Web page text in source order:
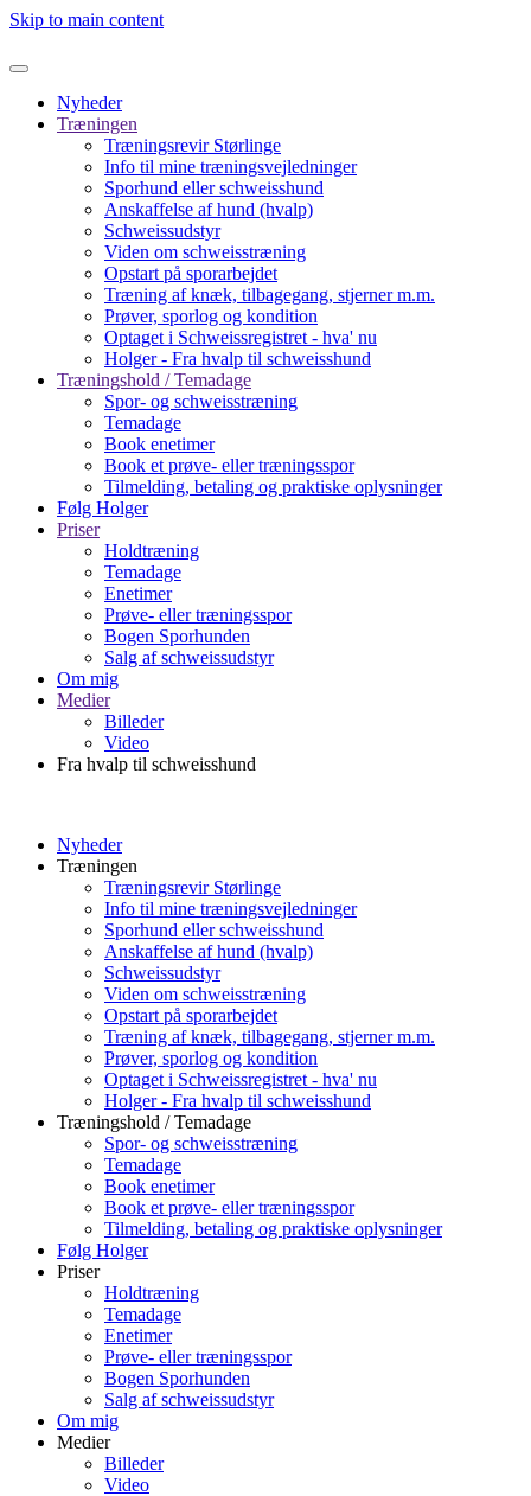
Skip to main content
Nyheder
Træningen
Træningsrevir Størlinge
Info til mine træningsvejledninger
Sporhund eller schweisshund
Anskaffelse af hund (hvalp)
Schweissudstyr
Viden om schweisstræning
Opstart på sporarbejdet
Træning af knæk, tilbagegang, stjerner m.m.
Prøver, sporlog og kondition
Optaget i Schweissregistret - hva' nu
Holger - Fra hvalp til schweisshund
Træningshold / Temadage
Spor- og schweisstræning
Temadage
Book enetimer
Book et prøve- eller træningsspor
Tilmelding, betaling og praktiske oplysninger
Følg Holger
Priser
Holdtræning
Temadage
Enetimer
Prøve- eller træningsspor
Bogen Sporhunden
Salg af schweissudstyr
Om mig
Medier
Billeder
Video
Fra hvalp til schweisshund
Nyheder
Træningen
Træningsrevir Størlinge
Info til mine træningsvejledninger
Sporhund eller schweisshund
Anskaffelse af hund (hvalp)
Schweissudstyr
Viden om schweisstræning
Opstart på sporarbejdet
Træning af knæk, tilbagegang, stjerner m.m.
Prøver, sporlog og kondition
Optaget i Schweissregistret - hva' nu
Holger - Fra hvalp til schweisshund
Træningshold / Temadage
Spor- og schweisstræning
Temadage
Book enetimer
Book et prøve- eller træningsspor
Tilmelding, betaling og praktiske oplysninger
Følg Holger
Priser
Holdtræning
Temadage
Enetimer
Prøve- eller træningsspor
Bogen Sporhunden
Salg af schweissudstyr
Om mig
Medier
Billeder
Video